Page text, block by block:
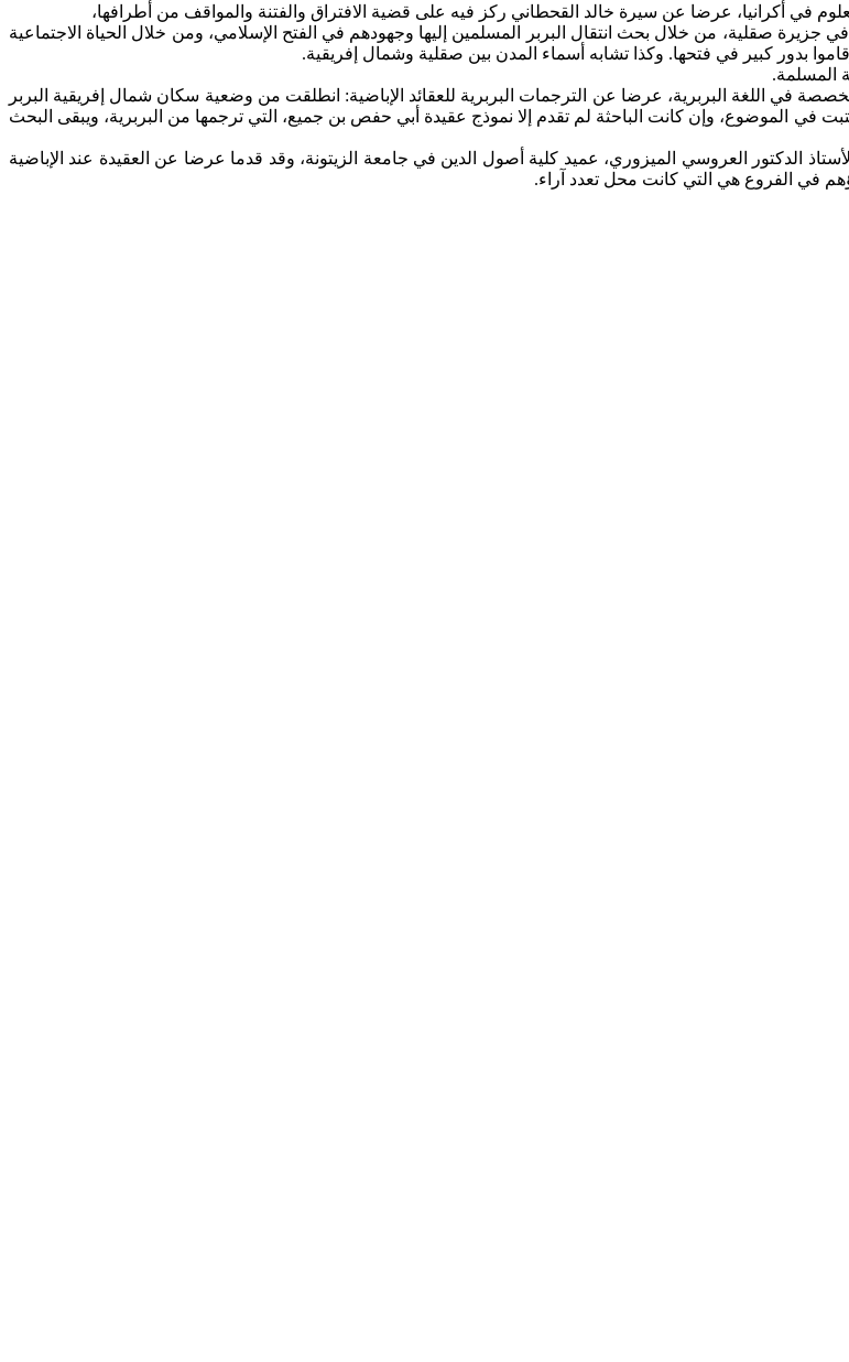
في أكرانيا، عرضا عن سيرة خالد القحطاني ركز فيه على قضية الافتراق والفتنة والمواقف من أطرافها،
جزيرة صقلية، من خلال بحث انتقال البربر المسلمين إليها وجهودهم في الفتح الإسلامي، ومن خلال الحياة الاجتماعية
بدور كبير في فتحها. وكذا تشابه أسماء المدن بين صقلية وشمال إفريقية.
المسلمة.
في اللغة البربرية، عرضا عن الترجمات البربرية للعقائد الإباضية: انطلقت من وضعية سكان شمال إفريقية البربر
في الموضوع، وإن كانت الباحثة لم تقدم إلا نموذج عقيدة أبي حفص بن جميع، التي ترجمها من البربرية، ويبقى البحث
الدكتور العروسي الميزوري، عميد كلية أصول الدين في جامعة الزيتونة، وقد قدما عرضا عن العقيدة عند الإباضية
في الفروع هي التي كانت محل تعدد آراء.